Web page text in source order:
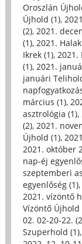
Oroszlán
Újhold (1),
(2), 2021.
(1), 2021.
Ikrek (1), 2021.
(1), 2021.
januári
március (1),
asztrológia (1),
(2), 2021.
Újhold (1),
2021. október
nap-éj
szeptemberi
egyenlőség (1),
2021. vízöntő
Vízöntő Újhold
02. 02-20-22.
Szuperhold (1),